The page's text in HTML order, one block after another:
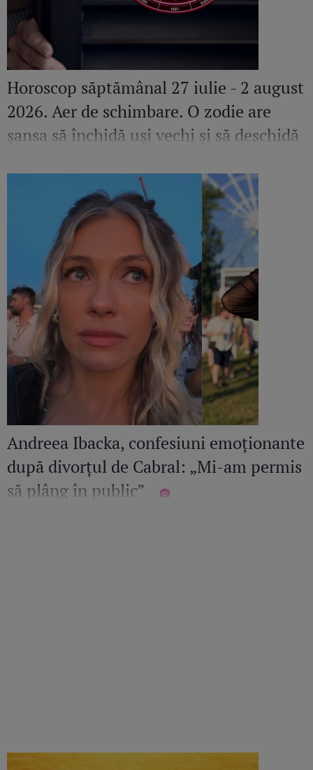
Horoscop săptămânal 27 iulie - 2 august
2026. Aer de schimbare. O zodie are
șansa să închidă uși vechi și să deschidă
Andreea Ibacka, confesiuni emoționante
după divorțul de Cabral: „Mi-am permis
să plâng în public”